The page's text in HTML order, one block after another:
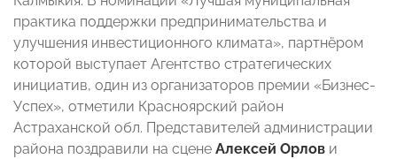
практика поддержки предпринимательства и
улучшения инвестиционного климата», партнёром
которой выступает Агентство стратегических
инициатив, один из организаторов премии «Бизнес-
Успех», отметили Красноярский район
Астраханской обл. Представителей администрации
района поздравили на сцене Алексей Орлов и